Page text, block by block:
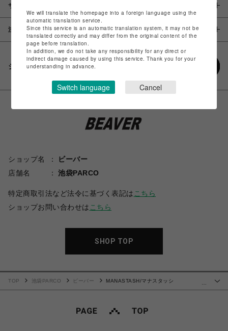
サイズ
注意事項
シェアする
ショップ名
ビーバー
店舗名
池袋PARCO
特定商取引法など法令に基づく表記は こちら
ショップお問い合わせは こちら
SHOP TOP
TOP 池袋PARCO ビーバー
MANASTASH/マナスタッシ
We will translate the homepage into a foreign language using the
automatic translation service.
Since this service is an automatic translation system, it may not be
translated correctly and may differ from the original content of the
page before translation.
In addition, we do not take any responsibility for any direct or
indirect damage caused by using this service. Thank you for your
understanding in advance.
Switch language Cancel